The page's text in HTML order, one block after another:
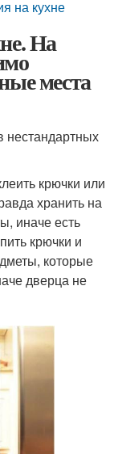
на кухне
На
места
нестандартных
крючки или
хранить на
иначе есть
крючки и
которые
дверца не